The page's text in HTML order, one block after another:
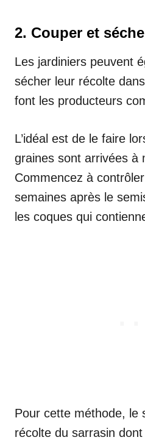
2. Couper et
Les jardiniers peuvent
sécher leur récolte
font les producteurs
L’idéal est de le faire
graines sont arrivées à
Commencez à
semaines après le
les coques qui
Pour cette méthode, le
récolte du sarrasin